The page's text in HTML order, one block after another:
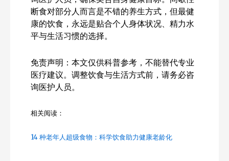
断食对部分人而言是不错的养生方式，但最健
康的饮食，永远是贴合个人身体状况、精力水
平与生活习惯的选择。
免责声明：本文仅供科普参考，不能替代专业
医疗建议。调整饮食与生活方式前，请务必咨
询医护人员。
相关阅读：
14 种老年人超级食物：科学饮食助力健康老龄化